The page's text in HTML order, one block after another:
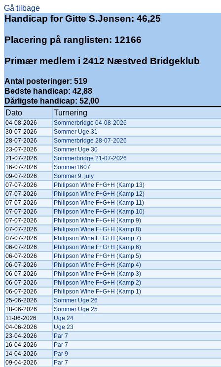
Gå tilbage
Handicap for Gitte S.Jensen: 46,25
Placering på ranglisten: 12166
Primær medlem i 2412 Næstved Bridgeklub
Antal posteringer: 519
Bedste handicap: 42,88
Dårligste handicap: 52,00
Dato
Turnering
04-08-2026
Sommerbridge 04-08-2026
30-07-2026
Sommer Uge 31
28-07-2026
Sommerbridge 28-07-2026
23-07-2026
Sommer Uge 30
21-07-2026
Sommerbridge 21-07-2026
16-07-2026
Sommer1607
09-07-2026
Sommer 9. july
07-07-2026
Philipson Wine F+G+H (Kamp 13)
07-07-2026
Philipson Wine F+G+H (Kamp 12)
07-07-2026
Philipson Wine F+G+H (Kamp 11)
07-07-2026
Philipson Wine F+G+H (Kamp 10)
07-07-2026
Philipson Wine F+G+H (Kamp 9)
07-07-2026
Philipson Wine F+G+H (Kamp 8)
07-07-2026
Philipson Wine F+G+H (Kamp 7)
06-07-2026
Philipson Wine F+G+H (Kamp 6)
06-07-2026
Philipson Wine F+G+H (Kamp 5)
06-07-2026
Philipson Wine F+G+H (Kamp 4)
06-07-2026
Philipson Wine F+G+H (Kamp 3)
06-07-2026
Philipson Wine F+G+H (Kamp 2)
06-07-2026
Philipson Wine F+G+H (Kamp 1)
25-06-2026
Sommer Uge 26
18-06-2026
Sommer Uge 25
11-06-2026
Uge 24
04-06-2026
Uge 23
23-04-2026
Par 7
16-04-2026
Par 7
14-04-2026
Par 9
09-04-2026
Par 7